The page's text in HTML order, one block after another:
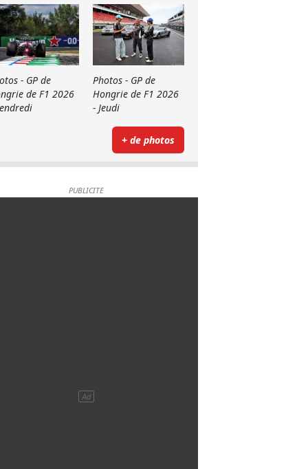
- GP de
de F1 2026
Photos - GP de
Hongrie de F1 2026
- Jeudi
+ de photos